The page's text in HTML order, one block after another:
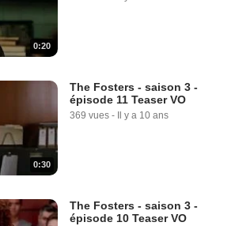
0:20
0:30
The Fosters - saison 3 -
épisode 11 Teaser VO
369 vues - Il y a 10 ans
The Fosters - saison 3 -
épisode 10 Teaser VO